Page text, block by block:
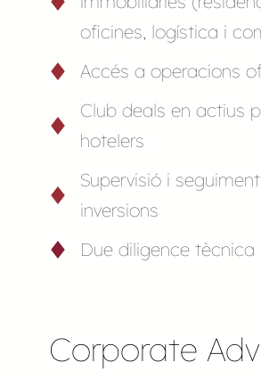
oficines, logística i
Accés a operacions
Club deals en actius
hotelers
Supervisió i
inversions
Due diligence tècnica
Corporate